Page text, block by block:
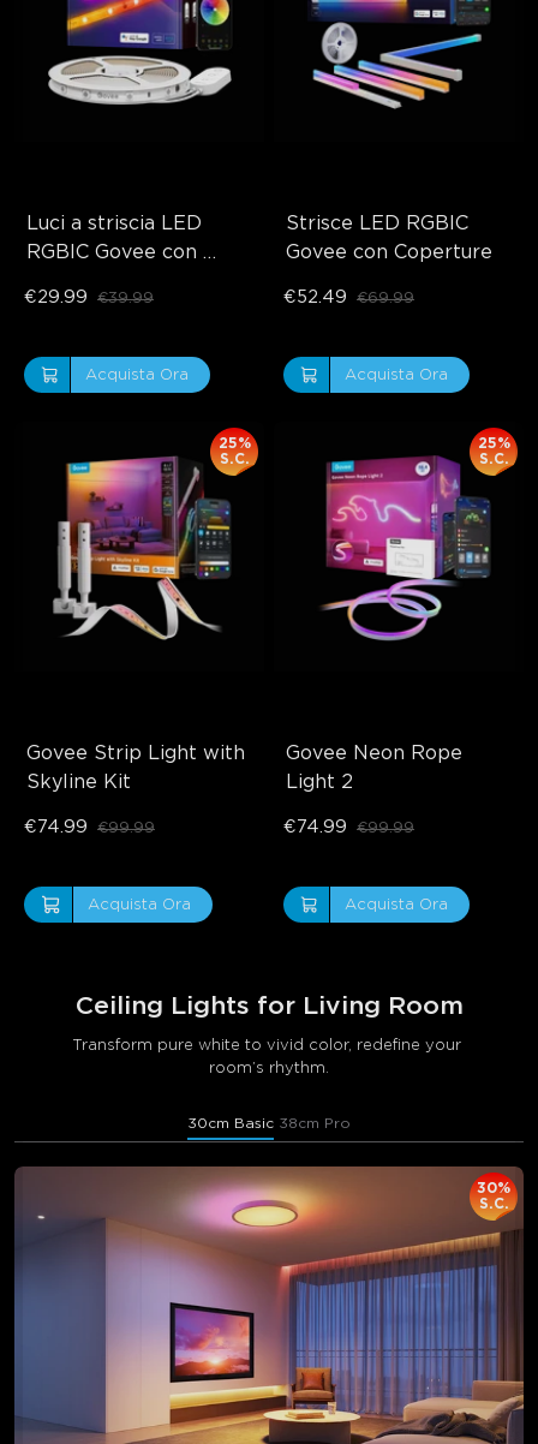
Luci a striscia LED
RGBIC Govee con
€29.99 €39.99
Acquista Ora
Strisce LED RGBIC
Govee con Coperture
€52.49 €69.99
Acquista Ora
Govee Strip Light with
Skyline Kit
25%
S.C.
€74.99 €99.99
Acquista Ora
Govee Neon Rope
Light 2
25%
S.C.
€74.99 €99.99
Acquista Ora
Ceiling Lights for Living Room
Transform pure white to vivid color, redefine your
room’s rhythm.
30cm Basic 38cm Pro
30%
S.C.